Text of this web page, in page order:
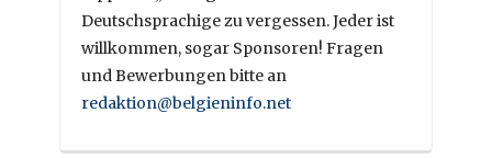
Deutschsprachige zu vergessen. Jeder ist
willkommen, sogar Sponsoren! Fragen
und Bewerbungen bitte an
redaktion@belgieninfo.net